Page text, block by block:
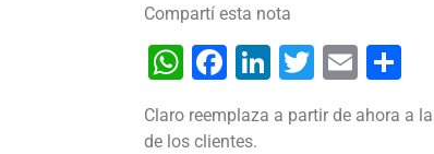
Compartí esta nota
WhatsApp
Facebook
LinkedIn
Twitter
Email
Claro reemplaza a partir de ahora a
de los clientes.